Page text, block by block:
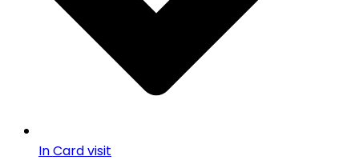
In Card visit